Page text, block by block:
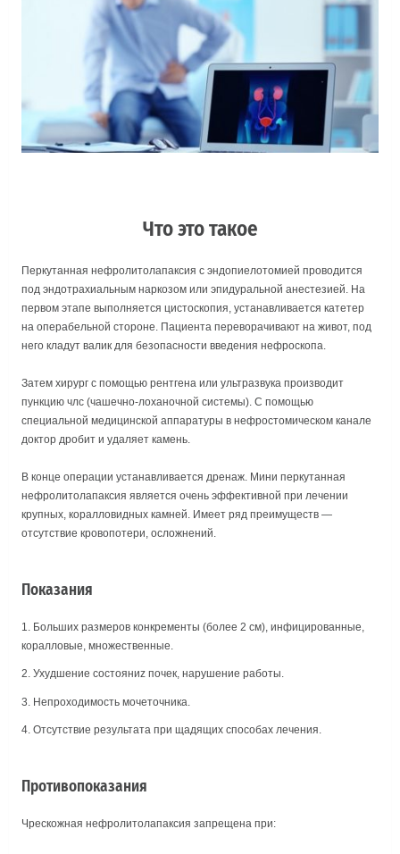
Что это такое
Перкутанная нефролитолапаксия с эндопиелотомией проводится
под эндотрахиальным наркозом или эпидуральной анестезией. На
первом этапе выполняется цистоскопия, устанавливается катетер
на операбельной стороне. Пациента переворачивают на живот, под
него кладут валик для безопасности введения нефроскопа.
Затем хирург с помощью рентгена или ультразвука производит
пункцию члс (чашечно-лоханочной системы). С помощью
специальной медицинской аппаратуры в нефростомическом канале
доктор дробит и удаляет камень.
В конце операции устанавливается дренаж. Мини перкутанная
нефролитолапаксия является очень эффективной при лечении
крупных, коралловидных камней. Имеет ряд преимуществ —
отсутствие кровопотери, осложнений.
Показания
Больших размеров конкременты (более 2 см), инфицированные,
коралловые, множественные.
Ухудшение состояниz почек, нарушение работы.
Непроходимость мочеточника.
Отсутствие результата при щадящих способах лечения.
Противопоказания
Чрескожная нефролитолапаксия запрещена при: